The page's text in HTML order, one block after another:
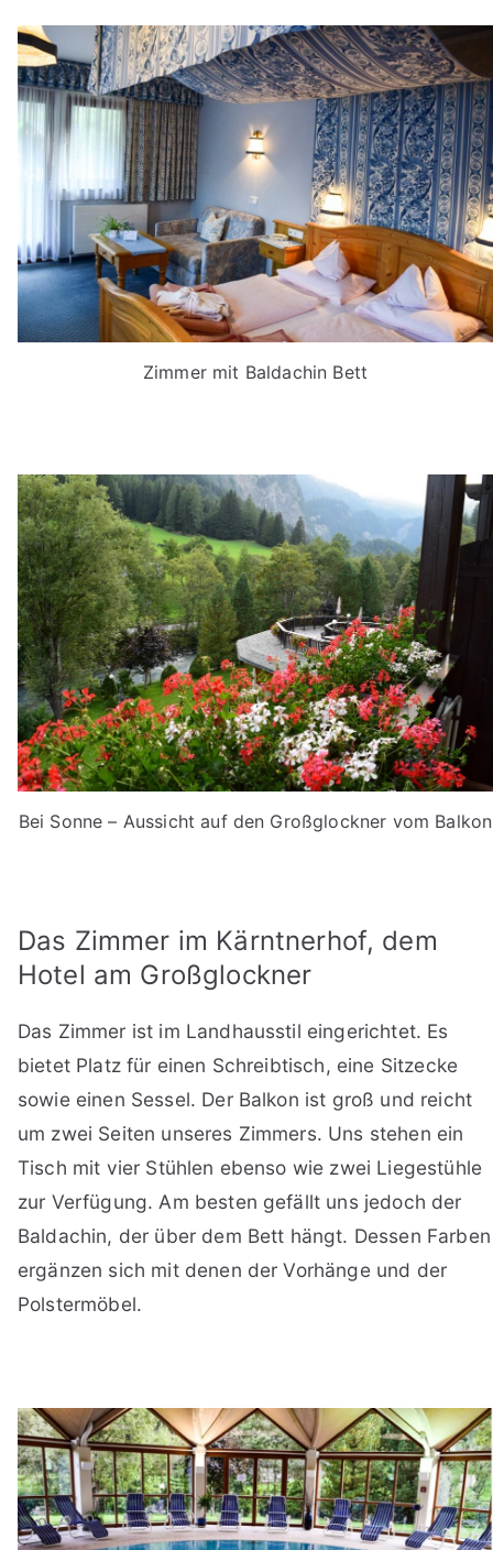
Zimmer mit Baldachin Bett
Bei Sonne – Aussicht auf den Großglockner vom Balkon
Das Zimmer im Kärntnerhof, dem
Hotel am Großglockner
Das Zimmer ist im Landhausstil eingerichtet. Es
bietet Platz für einen Schreibtisch, eine Sitzecke
sowie einen Sessel. Der Balkon ist groß und reicht
um zwei Seiten unseres Zimmers. Uns stehen ein
Tisch mit vier Stühlen ebenso wie zwei Liegestühle
zur Verfügung. Am besten gefällt uns jedoch der
Baldachin, der über dem Bett hängt. Dessen Farben
ergänzen sich mit denen der Vorhänge und der
Polstermöbel.